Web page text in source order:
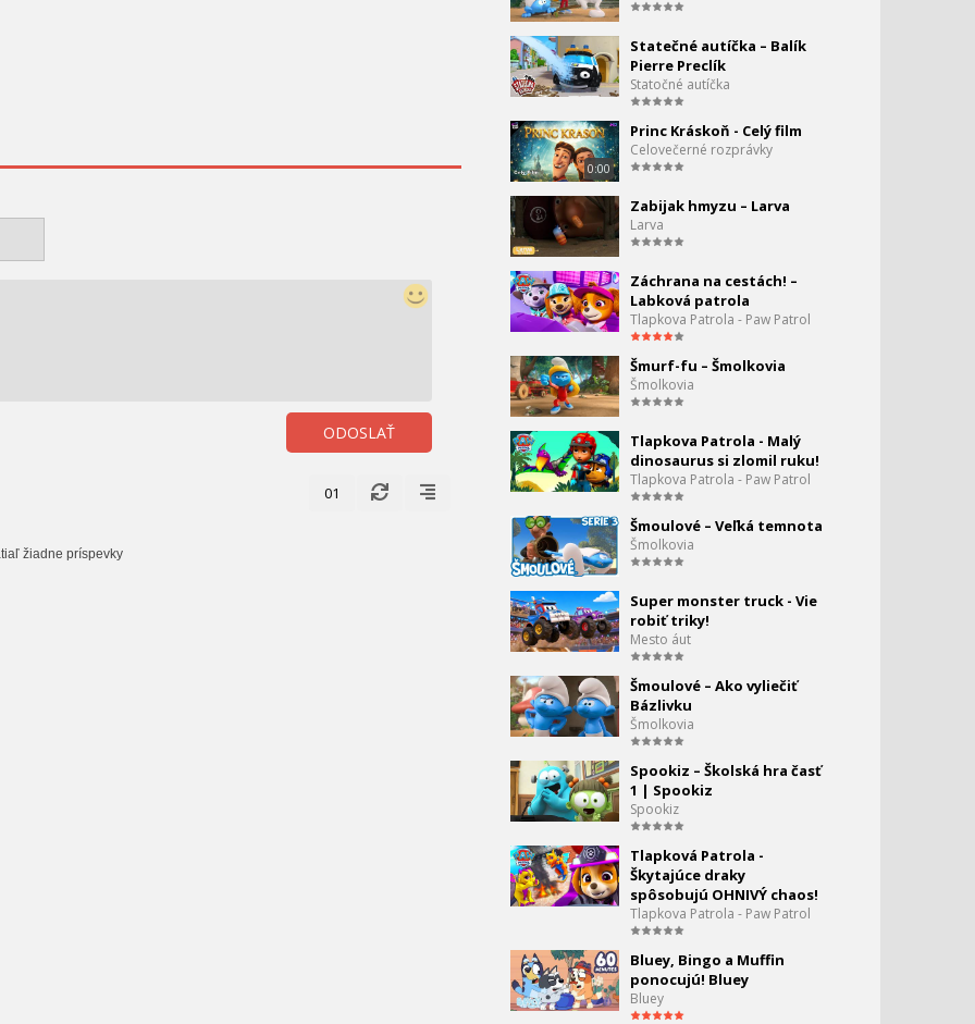
ODOSLAŤ
01
žiadne príspevky
Statečné autíčka – Balík
Pierre Preclík
Statočné autíčka
0:00
Princ Kráskoň - Celý film
Celovečerné rozprávky
Zabijak hmyzu – Larva
Larva
Záchrana na cestách! –
Labková patrola
Tlapkova Patrola - Paw Patrol
Šmurf-fu – Šmolkovia
Šmolkovia
Tlapkova Patrola - Malý
dinosaurus si zlomil ruku!
Tlapkova Patrola - Paw Patrol
Šmoulové – Veľká temnota
Šmolkovia
Super monster truck - Vie
robiť triky!
Mesto áut
Šmoulové – Ako vyliečiť
Bázlivku
Šmolkovia
Spookiz – Školská hra časť
1 | Spookiz
Spookiz
Tlapková Patrola -
Škytajúce draky
spôsobujú OHNIVÝ chaos!
Tlapkova Patrola - Paw Patrol
Bluey, Bingo a Muffin
ponocujú! Bluey
Bluey